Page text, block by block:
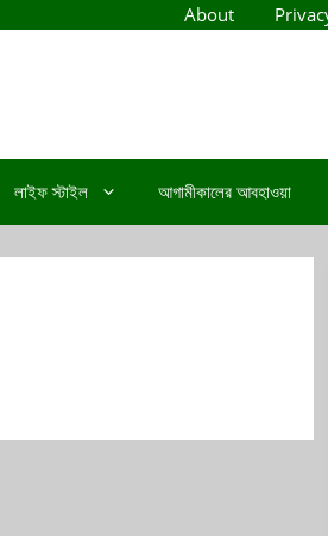
About
লাইফ স্টাইল আগামীকালের আবহাওয়া